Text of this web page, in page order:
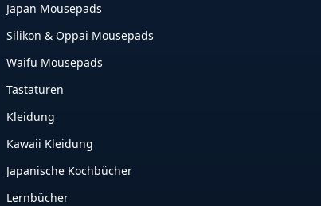
Japan Mousepads
Silikon & Oppai Mousepads
Waifu Mousepads
Tastaturen
Kleidung
Kawaii Kleidung
Japanische Kochbücher
Lernbücher